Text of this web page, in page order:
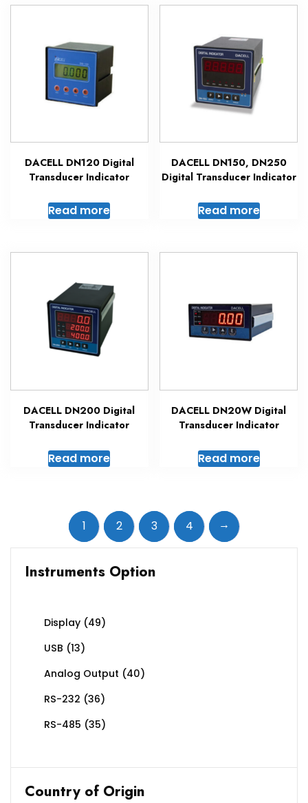
DACELL DN120 Digital
Transducer Indicator
Read more
DACELL DN150, DN250
Digital Transducer Indicator
Read more
DACELL DN200 Digital
Transducer Indicator
Read more
DACELL DN20W Digital
Transducer Indicator
Read more
1 2 3 4 →
Instruments Option
Display (49)
USB (13)
Analog Output (40)
RS-232 (36)
RS-485 (35)
Country of Origin